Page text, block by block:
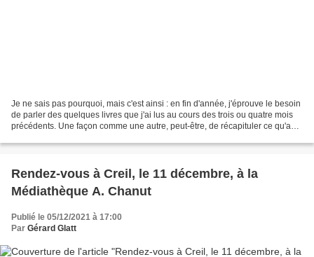
Je ne sais pas pourquoi, mais c'est ainsi : en fin d'année, j'éprouve le besoin
de parler des quelques livres que j'ai lus au cours des trois ou quatre mois
précédents. Une façon comme une autre, peut-être, de récapituler ce qu'a
Rendez-vous à Creil, le 11 décembre, à la
Médiathèque A. Chanut
Publié le 05/12/2021 à 17:00
Par Gérard Glatt